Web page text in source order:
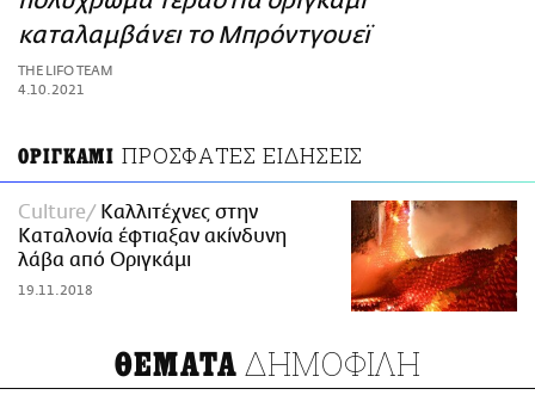
ΑΜΠΑ
PRINT
καταλαμβάνει το Μπρόντγουεϊ
THE LIFO TEAM
4.10.2021
ΟΡΙΓΚΑΜΙ ΠΡΟΣΦΑΤΕΣ ΕΙΔΗΣΕΙΣ
Culture
Καλλιτέχνες στην
Καταλονία έφτιαξαν ακίνδυνη
λάβα από Οριγκάμι
19.11.2018
ΘΕΜΑΤΑ ΔΗΜΟΦΙΛΗ